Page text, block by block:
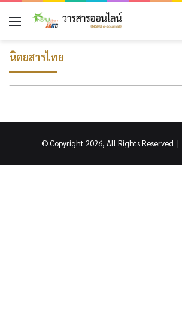
เมนู
นิตยสารไทย
© Copyright 2026, All Rights Reserved |